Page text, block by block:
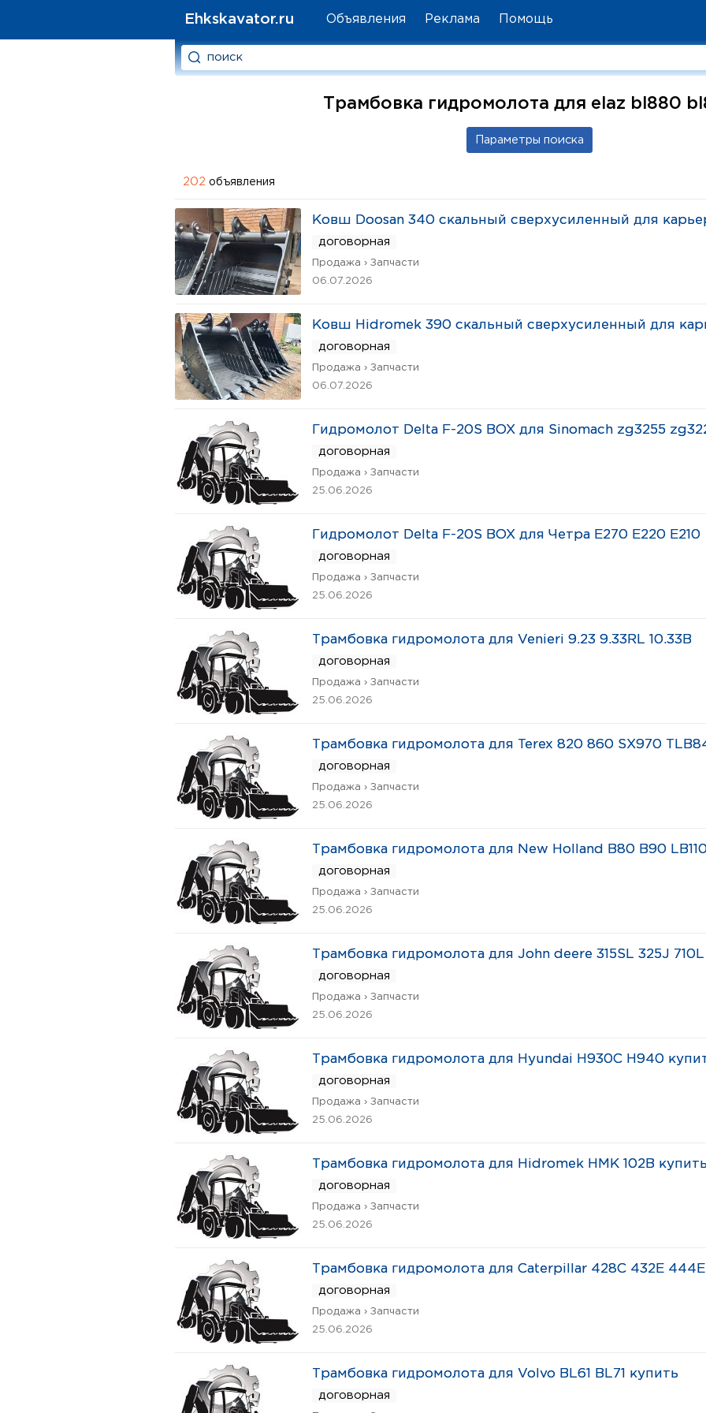
Ehkskavator.ru Объявления Реклама Помощь
Трамбовка гидромолота для elaz bl880
202 объявления
Ковш Doosan 340 скальный сверхусиленный для
договорная
Продажа › Запчасти
06.07.2026
Ковш Hidromek 390 скальный сверхусиленный для
договорная
Продажа › Запчасти
06.07.2026
Гидромолот Delta F-20S BOX для Sinomach zg3255
договорная
Продажа › Запчасти
25.06.2026
Гидромолот Delta F-20S BOX для Четра Е270 Е220 Е210
договорная
Продажа › Запчасти
25.06.2026
Трамбовка гидромолота для Venieri 9.23 9.33RL 10.33B
договорная
Продажа › Запчасти
25.06.2026
Трамбовка гидромолота для Terex 820 860 SX970
договорная
Продажа › Запчасти
25.06.2026
Трамбовка гидромолота для New Holland B80 B90
договорная
Продажа › Запчасти
25.06.2026
Трамбовка гидромолота для John deere 315SL 325J 710L
договорная
Продажа › Запчасти
25.06.2026
Трамбовка гидромолота для Hyundai H930C H940
договорная
Продажа › Запчасти
25.06.2026
Трамбовка гидромолота для Hidromek HMK 102B
договорная
Продажа › Запчасти
25.06.2026
Трамбовка гидромолота для Caterpillar 428C 432E 444E
договорная
Продажа › Запчасти
25.06.2026
Трамбовка гидромолота для Volvo BL61 BL71 купить
договорная